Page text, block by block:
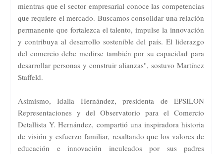
mientras que el sector empresarial conoce las competencias
que requiere el mercado. Buscamos consolidar una relación
permanente que fortalezca el talento, impulse la innovación
y contribuya al desarrollo sostenible del país. El liderazgo
del comercio debe medirse también por su capacidad para
desarrollar personas y construir alianzas", sostuvo Martínez
Staffeld.
Asimismo, Idalia Hernández, presidenta de EPSILON
Representaciones y del Observatorio para el Comercio
Detallista Y. Hernández, compartió una inspiradora historia
de visión y esfuerzo familiar, resaltando que los valores de
educación e innovación inculcados por sus padres